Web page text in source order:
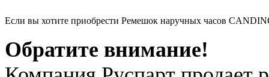
Если вы хотите приобрести Ремешок наручных часов
Обратите внимание!